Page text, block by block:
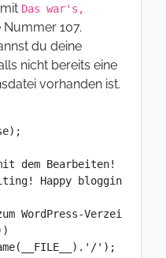
Das war's,
Nummer 107.
du deine
nicht bereits eine
vorhanden ist.
dem Bearbeiten! Viel
Happy blogging. */
WordPress-
');